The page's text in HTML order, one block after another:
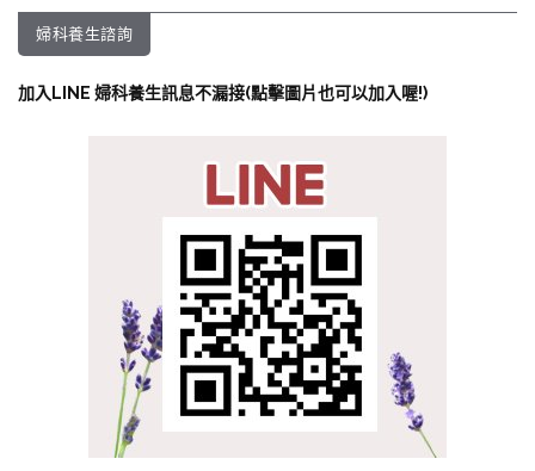
婦科養生諮詢
加入LINE 婦科養生訊息不漏接(點擊圖片也可以加入喔!)